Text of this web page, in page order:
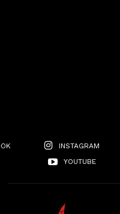
INSTAGRAM
YOUTUBE